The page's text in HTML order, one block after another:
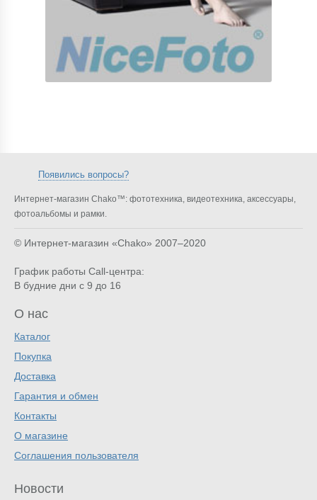
Появились вопросы?
Интернет-магазин Chako™: фототехника, видеотехника, аксессуары,
фотоальбомы и рамки.
© Интернет-магазин «Chako» 2007–2020
График работы Call-центра:
В будние дни с 9 до 16
О нас
Каталог
Покупка
Доставка
Гарантия и обмен
Контакты
О магазине
Соглашения пользователя
Новости